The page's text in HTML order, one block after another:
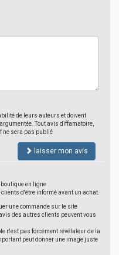
de leurs auteurs et doivent
Tout avis diffamatoire,
ne sera pas publié
laisser mon avis
en ligne
d'être informé avant un achat.
une commande sur le site
des autres clients peuvent vous
n'est pas forcément révélateur de la
peut donner une image juste